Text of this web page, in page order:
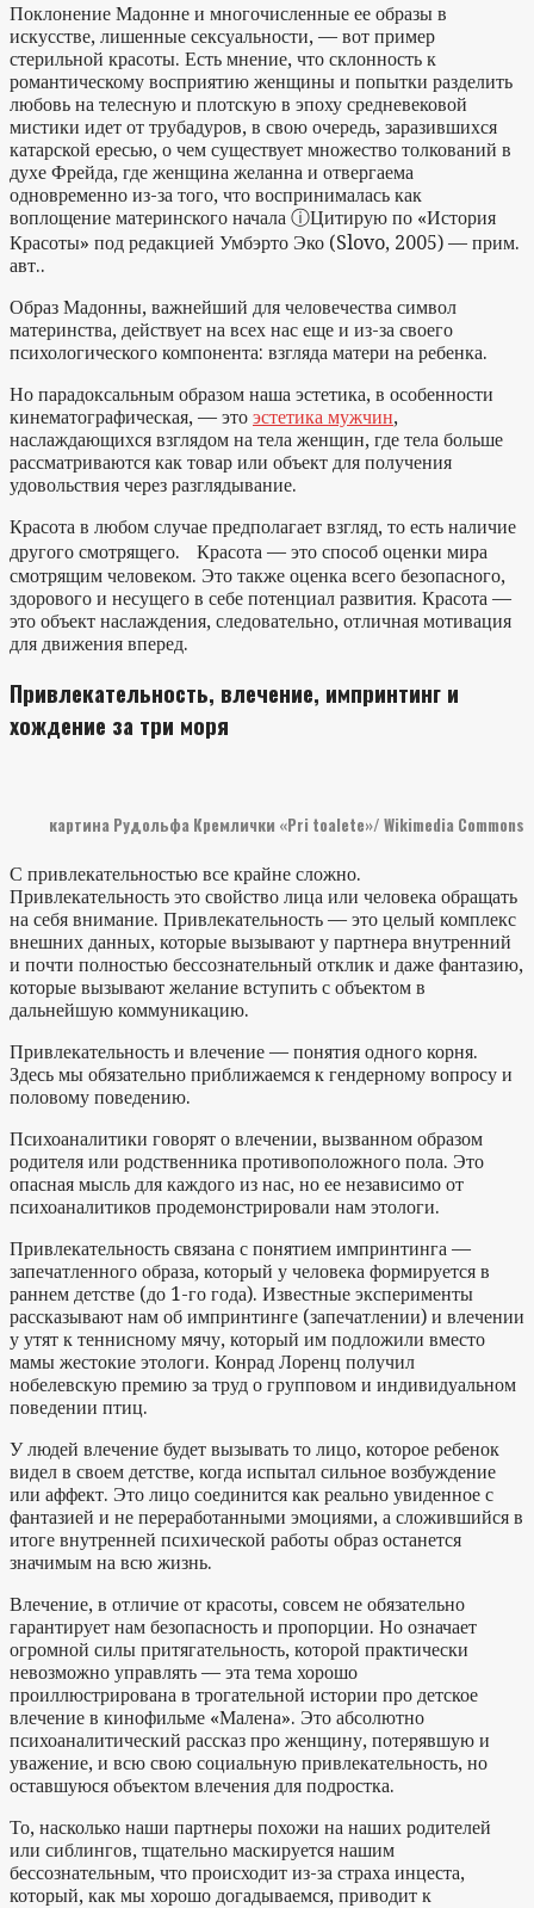
Поклонение Мадонне и многочисленные ее образы в
искусстве, лишенные сексуальности, — вот пример
стерильной красоты. Есть мнение, что склонность к
романтическому восприятию женщины и попытки разделить
любовь на телесную и плотскую в эпоху средневековой
мистики идет от трубадуров, в свою очередь, заразившихся
катарской ересью, о чем существует множество толкований в
духе Фрейда, где женщина желанна и отвергаема
одновременно из-за того, что воспринималась как
воплощение материнского начала ⓘЦитирую по «История
Красоты» под редакцией Умбэрто Эко (Slovo, 2005) — прим.
авт..
Образ Мадонны, важнейший для человечества символ
материнства, действует на всех нас еще и из-за своего
психологического компонента: взгляда матери на ребенка.
Но парадоксальным образом наша эстетика, в особенности
кинематографическая, — это эстетика мужчин,
наслаждающихся взглядом на тела женщин, где тела больше
рассматриваются как товар или объект для получения
удовольствия через разглядывание.
Красота в любом случае предполагает взгляд, то есть наличие
другого смотрящего. Красота — это способ оценки мира
смотрящим человеком. Это также оценка всего безопасного,
здорового и несущего в себе потенциал развития. Красота —
это объект наслаждения, следовательно, отличная мотивация
для движения вперед.
Привлекательность, влечение, импринтинг и
хождение за три моря
картина Рудольфа Кремлички «Pri toalete»/ Wikimedia Commons
С привлекательностью все крайне сложно.
Привлекательность это свойство лица или человека обращать
на себя внимание. Привлекательность — это целый комплекс
внешних данных, которые вызывают у партнера внутренний
и почти полностью бессознательный отклик и даже фантазию,
которые вызывают желание вступить с объектом в
дальнейшую коммуникацию.
Привлекательность и влечение — понятия одного корня.
Здесь мы обязательно приближаемся к гендерному вопросу и
половому поведению.
Психоаналитики говорят о влечении, вызванном образом
родителя или родственника противоположного пола. Это
опасная мысль для каждого из нас, но ее независимо от
психоаналитиков продемонстрировали нам этологи.
Привлекательность связана с понятием импринтинга —
запечатленного образа, который у человека формируется в
раннем детстве (до 1-го года). Известные эксперименты
рассказывают нам об импринтинге (запечатлении) и влечении
у утят к теннисному мячу, который им подложили вместо
мамы жестокие этологи. Конрад Лоренц получил
нобелевскую премию за труд о групповом и индивидуальном
поведении птиц.
У людей влечение будет вызывать то лицо, которое ребенок
видел в своем детстве, когда испытал сильное возбуждение
или аффект. Это лицо соединится как реально увиденное с
фантазией и не переработанными эмоциями, а сложившийся в
итоге внутренней психической работы образ останется
значимым на всю жизнь.
Влечение, в отличие от красоты, совсем не обязательно
гарантирует нам безопасность и пропорции. Но означает
огромной силы притягательность, которой практически
невозможно управлять — эта тема хорошо
проиллюстрирована в трогательной истории про детское
влечение в кинофильме «Малена». Это абсолютно
психоаналитический рассказ про женщину, потерявшую и
уважение, и всю свою социальную привлекательность, но
оставшуюся объектом влечения для подростка.
То, насколько наши партнеры похожи на наших родителей
или сиблингов, тщательно маскируется нашим
бессознательным, что происходит из-за страха инцеста,
который, как мы хорошо догадываемся, приводит к